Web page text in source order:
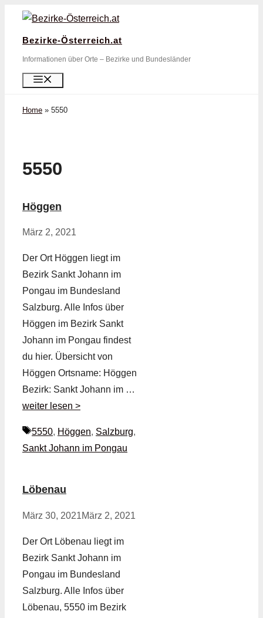
Zum
springen
Bezirke-Österreich.at
Informationen über Orte – Bezirke und Bundesländer
Home » 5550
5550
Höggen
März 2, 2021
Der Ort Höggen liegt im
Bezirk Sankt Johann im
Pongau im Bundesland
Salzburg. Alle Infos über
Höggen im Bezirk Sankt
Johann im Pongau findest
du hier. Übersicht von
Höggen Ortsname: Höggen
Bezirk: Sankt Johann im …
weiter lesen >
Schlagwörter
5550, Höggen, Salzburg,
Sankt Johann im Pongau
Löbenau
März 30, 2021März 2, 2021
Der Ort Löbenau liegt im
Bezirk Sankt Johann im
Pongau im Bundesland
Salzburg. Alle Infos über
Löbenau, 5550 im Bezirk